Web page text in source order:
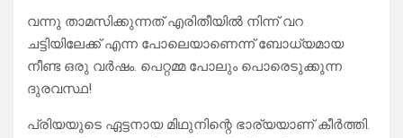
വന്നു താമസിക്കുന്നത് എരിതീയിൽ നിന്ന് വറ
ചട്ടിയിലേക്ക് എന്ന പോലെയാണെന്ന് ബോധ്യമായ
നീണ്ട ഒരു വർഷം. പെറ്റമ്മ പോലും പൊരെടുക്കുന്ന
ദുരവസ്ഥ!
പ്രിയയുടെ ഏട്ടനായ മിഥുനിന്റെ ഭാര്യയാണ് കീർത്തി.